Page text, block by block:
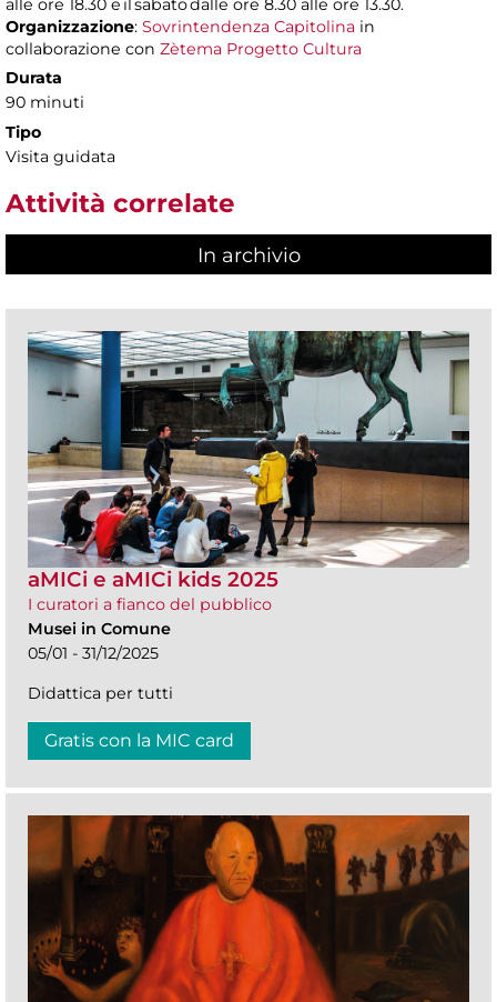
alle ore 18.30 e il sabato dalle ore 8.30 alle ore 13.30.
Organizzazione: Sovrintendenza Capitolina in
collaborazione con Zètema Progetto Cultura
Durata
90 minuti
Tipo
Visita guidata
Attività correlate
In archivio
aMICi e aMICi kids 2025
I curatori a fianco del pubblico
Musei in Comune
05/01 - 31/12/2025
Didattica per tutti
Gratis con la MIC card